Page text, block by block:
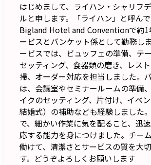
はじめまして、ライハン・シャリフ
ルと申します。「ライハン」と呼んで
Bigland Hotel and Conventionで約1
ービスとバンケット係として勤務し
ービスでは、ビュッフェの準備、テ
セッティング、食器類の磨き、レス
掃、オーダー対応を担当しました。
は、会議室やセミナールームの準備
イクのセッティング、片付け、イベ
結婚式）の補助なども経験しました
で、細かい作業に気を配ること、迅
応する能力を身につけました。チー
働けて、清潔さとサービスの質を大
す。どうぞよろしくお願いします